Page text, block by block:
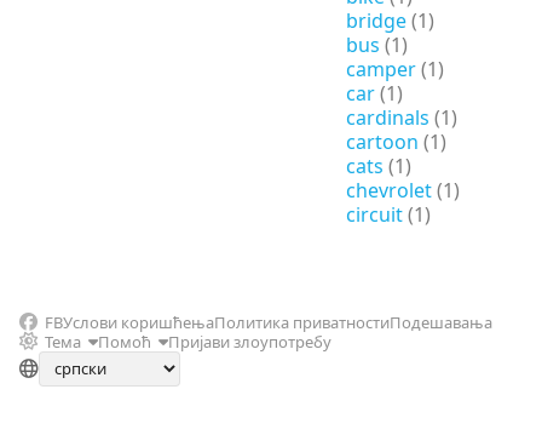
bridge(1)
bus (1)
camper(1)
car(1)
cardinals (1)
cartoon (1)
cats (1)
chevrolet(1)
circuit(1)
FBУслови коришћењаПолитика приватностиПодешавања
Тема
Помоћ Пријави злоупотребу